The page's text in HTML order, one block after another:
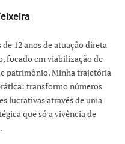
12 anos de atuação direta
focado em viabilização de
patrimônio. Minha trajetória
transformo números
lucrativas através de uma
que só a vivência de